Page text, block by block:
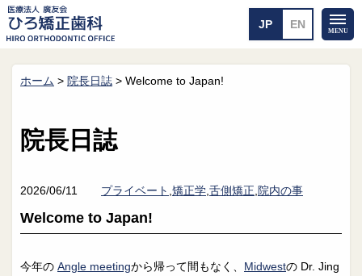
ホーム 矯正治療について
院長紹介
治療例
ホーム > 院長日誌 > Welcome to Japan!
院長日誌
2026/06/11 プライベート 矯正学 舌側矯正 院内の事
Welcome to Japan!
今年の Angle meetingから帰って間もなく、 Midwestの Dr. Jing